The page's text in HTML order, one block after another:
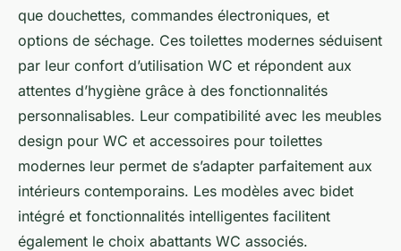
que douchettes, commandes électroniques, et
options de séchage. Ces toilettes modernes séduisent
par leur confort d’utilisation WC et répondent aux
attentes d’hygiène grâce à des fonctionnalités
personnalisables. Leur compatibilité avec les meubles
design pour WC et accessoires pour toilettes
modernes leur permet de s’adapter parfaitement aux
intérieurs contemporains. Les modèles avec bidet
intégré et fonctionnalités intelligentes facilitent
également le choix abattants WC associés.